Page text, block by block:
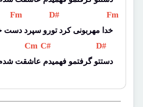
Fm D# Fm
خدا مهربونی کرد تورو سپرد دست
Cm C# D#
دستتو گرفتمو فهمیدم عاشقت